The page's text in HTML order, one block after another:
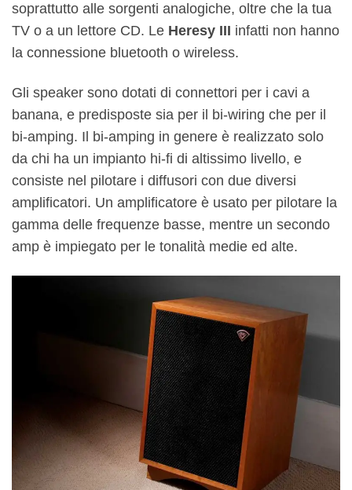
soprattutto alle sorgenti analogiche, oltre che la tua
TV o a un lettore CD. Le Heresy III infatti non hanno
la connessione bluetooth o wireless.
Gli speaker sono dotati di connettori per i cavi a
banana, e predisposte sia per il bi-wiring che per il
bi-amping. Il bi-amping in genere è realizzato solo
da chi ha un impianto hi-fi di altissimo livello, e
consiste nel pilotare i diffusori con due diversi
amplificatori. Un amplificatore è usato per pilotare la
gamma delle frequenze basse, mentre un secondo
amp è impiegato per le tonalità medie ed alte.